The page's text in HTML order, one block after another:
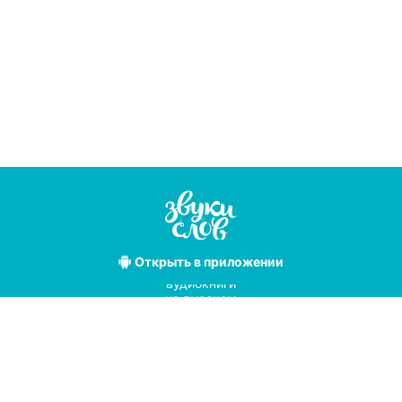
Открытьв приложении
Лучшие
аудиокниги
на русском